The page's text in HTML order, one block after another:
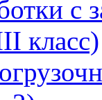
с
класс)